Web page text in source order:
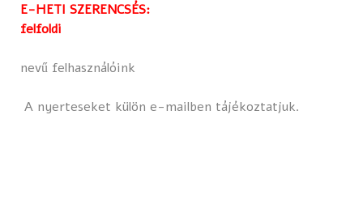
E-HETI SZERENCSÉS:
felfoldi
nevű felhasználóink
A nyerteseket külön e-mailben tájékoztatjuk.